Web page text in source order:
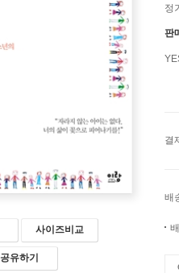
사이즈비교
공유하기
정
판
결
배